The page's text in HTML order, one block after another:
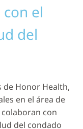
el
del
de Honor Health,
en el área de
con
del condado